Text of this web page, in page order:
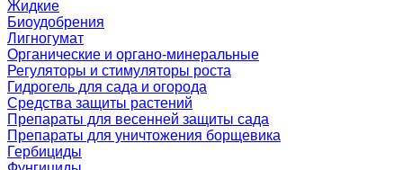
Жидкие
Биоудобрения
Лигногумат
Органические и органо-минеральные
Регуляторы и стимуляторы роста
Гидрогель для сада и огорода
Средства защиты растений
Препараты для весенней защиты сада
Препараты для уничтожения борщевика
Гербициды